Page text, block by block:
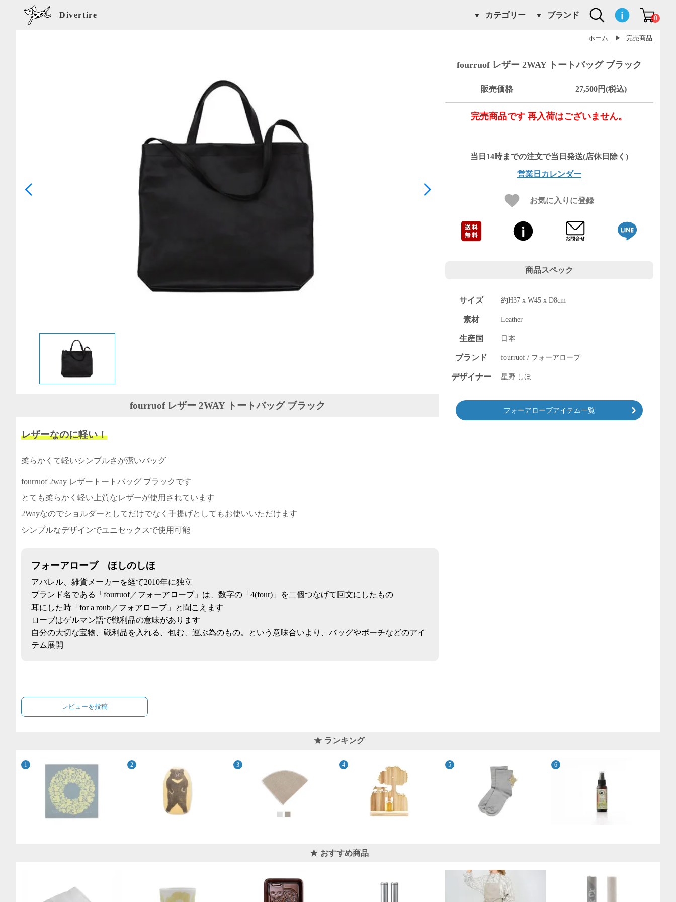
Divertire カテゴリー ブランド 0
ホーム ▶ 完売商品
fourruof レザー 2WAY トートバッグ ブラック
販売価格 27,500円(税込)
完売商品です 再入荷はございません。
営業日カレンダー
お気に入りに登録
fourruof レザー 2WAY トートバッグ ブラック
レザーなのに軽い！
柔らかくて軽いシンプルさが潔いバッグ
fourruof 2way レザートートバッグ ブラックです
とても柔らかく軽い上質なレザーが使用されています
2Wayなのでショルダーとしてだけでなく手提げとしてもお使いいただけます
シンプルなデザインでユニセックスで使用可能
フォーアローブ ほしのしほ
アパレル、雑貨メーカーを経て2010年に独立
ブランド名である「fourruof／フォーアローブ」は、数字の「4(four)」を二個つなげて回文にしたもの
耳にした時「for a roub／フォアローブ」と聞こえます
ローブはゲルマン語で戦利品の意味があります
自分の大切な宝物、戦利品を入れる、包む、運ぶ為のもの。という意味合いより、バッグやポーチなどのアイ
テム展開
商品スペック
サイズ 約H37 x W45 x D8cm
素材 Leather
生産国 日本
ブランド fourruof / フォーアローブ
デザイナー 星野 しほ
フォーアローブアイテム一覧
レビューを投稿
ランキング
おすすめ商品